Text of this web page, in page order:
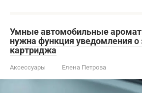
Умные автомобильные
нужна функция уведомления о
картриджа
Аксессуары Елена Петрова